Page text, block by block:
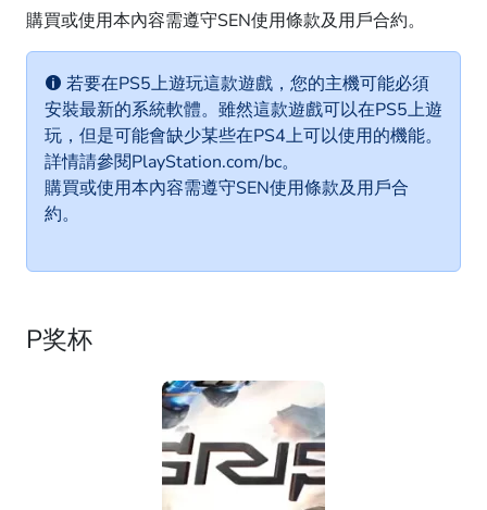
購買或使用本內容需遵守SEN使用條款及用戶合約。
若要在PS5上遊玩這款遊戲，您的主機可能必須
安裝最新的系統軟體。雖然這款遊戲可以在PS5上遊
玩，但是可能會缺少某些在PS4上可以使用的機能。
詳情請參閱PlayStation.com/bc。
購買或使用本內容需遵守SEN使用條款及用戶合
約。
P奖杯